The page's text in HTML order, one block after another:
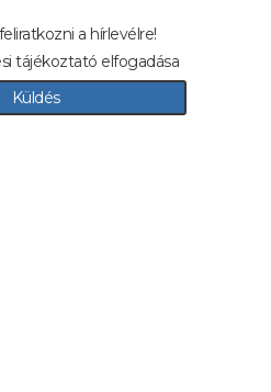
a hírlevélre!
tájékoztató elfogadása